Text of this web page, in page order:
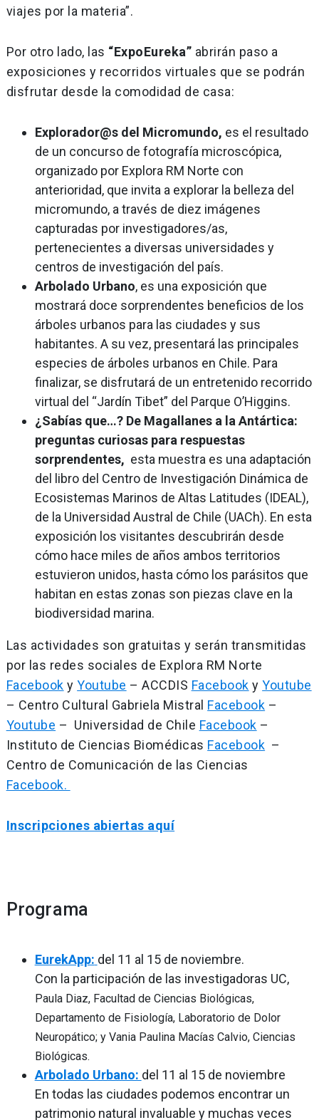
viajes por la materia”.
Por otro lado, las “ExpoEureka” abrirán paso a
exposiciones y recorridos virtuales que se podrán
disfrutar desde la comodidad de casa:
Explorador@s del Micromundo, es el resultado
de un concurso de fotografía microscópica,
organizado por Explora RM Norte con
anterioridad, que invita a explorar la belleza del
micromundo, a través de diez imágenes
capturadas por investigadores/as,
pertenecientes a diversas universidades y
centros de investigación del país.
Arbolado Urbano, es una exposición que
mostrará doce sorprendentes beneficios de los
árboles urbanos para las ciudades y sus
habitantes. A su vez, presentará las principales
especies de árboles urbanos en Chile. Para
finalizar, se disfrutará de un entretenido recorrido
virtual del “Jardín Tibet” del Parque O’Higgins.
¿Sabías que…? De Magallanes a la Antártica:
preguntas curiosas para respuestas
sorprendentes, esta muestra es una adaptación
del libro del Centro de Investigación Dinámica de
Ecosistemas Marinos de Altas Latitudes (IDEAL),
de la Universidad Austral de Chile (UACh). En esta
exposición los visitantes descubrirán desde
cómo hace miles de años ambos territorios
estuvieron unidos, hasta cómo los parásitos que
habitan en estas zonas son piezas clave en la
biodiversidad marina.
Las actividades son gratuitas y serán transmitidas
por las redes sociales de Explora RM Norte
Facebook yYoutube – ACCDIS Facebook yYoutube
– Centro Cultural Gabriela Mistral Facebook –
Youtube – Universidad de Chile Facebook –
Instituto de Ciencias Biomédicas Facebook –
Centro de Comunicación de las Ciencias
Facebook.
Inscripciones abiertas aquí
Programa
EurekApp: del 11 al 15 de noviembre.
Con la participación de las investigadoras UC,
Paula Diaz, Facultad de Ciencias Biológicas,
Departamento de Fisiología, Laboratorio de Dolor
Neuropático; y Vania Paulina Macías Calvio, Ciencias
Biológicas.
Arbolado Urbano: del 11 al 15 de noviembre
En todas las ciudades podemos encontrar un
patrimonio natural invaluable y muchas veces